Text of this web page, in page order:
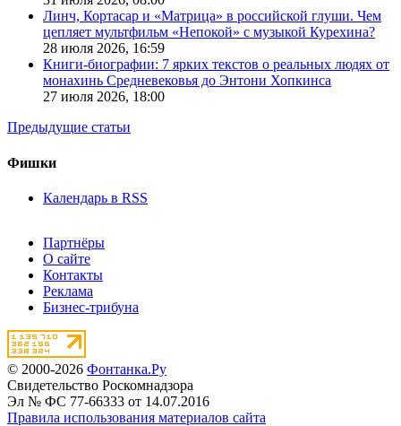
Линч, Кортасар и «Матрица» в российской глуши. Чем
цепляет мультфильм «Непокой» с музыкой Курехина?
28 июля 2026, 16:59
Книги-биографии: 7 ярких текстов о реальных людях от
монахинь Средневековья до Энтони Хопкинса
27 июля 2026, 18:00
Предыдущие статьи
Фишки
Календарь в RSS
Партнёры
О сайте
Контакты
Реклама
Бизнес-трибуна
© 2000-2026 Фонтанка.Ру
Свидетельство Роскомнадзора
Эл № ФС 77-66333 от 14.07.2016
Правила использования материалов сайта